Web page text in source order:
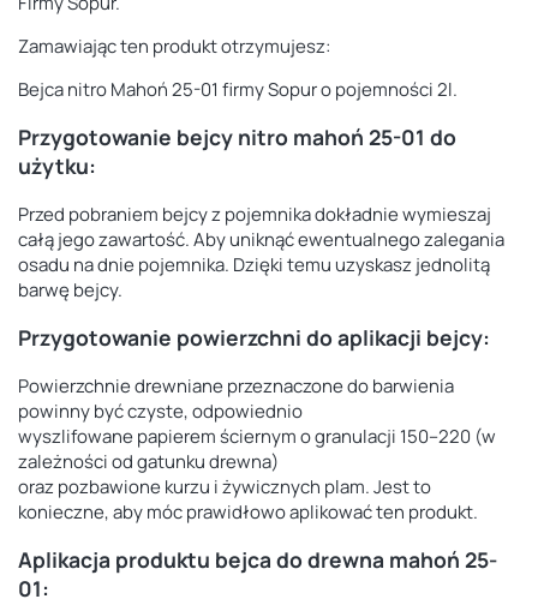
Zamawiając ten produkt otrzymujesz:
Bejca nitro Mahoń 25-01 firmy Sopur o pojemności 2l.
Przygotowanie bejcy nitro mahoń 25-01 do
użytku:
Przed pobraniem bejcy z pojemnika dokładnie wymieszaj
całą jego zawartość. Aby uniknąć ewentualnego zalegania
osadu na dnie pojemnika. Dzięki temu uzyskasz jednolitą
barwę bejcy.
Przygotowanie powierzchni do aplikacji bejcy:
Powierzchnie drewniane przeznaczone do barwienia
powinny być czyste, odpowiednio
wyszlifowane papierem ściernym o granulacji 150–220 (w
zależności od gatunku drewna)
oraz pozbawione kurzu i żywicznych plam. Jest to
konieczne, aby móc prawidłowo aplikować ten produkt.
Aplikacja produktu bejca do drewna mahoń 25-
01: